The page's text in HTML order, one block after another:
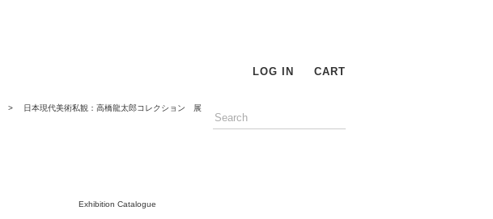
LOG IN CART
> 日本現代美術私観：高橋龍太郎コレクション 展
Exhibition Catalogue